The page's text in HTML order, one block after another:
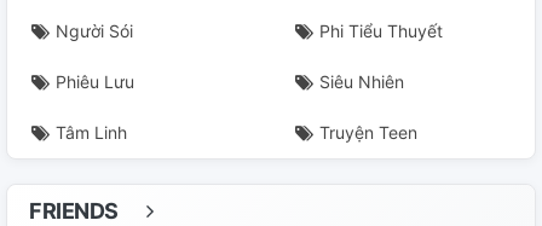
Người Sói Phi Tiểu Thuyết
Phiêu Lưu Siêu Nhiên
Tâm Linh Truyện Teen
FRIENDS